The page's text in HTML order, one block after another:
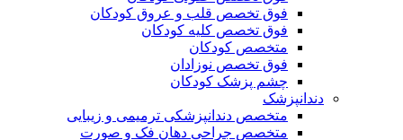
فوق تخصص قلب و عروق کودکان
فوق تخصص کلیه کودکان
متخصص کودکان
فوق تخصص نوزادان
چشم پزشک کودکان
دندانپزشک
متخصص دندانپزشکی ترمیمی و زیبایی
متخصص جراحی دهان فک و صورت